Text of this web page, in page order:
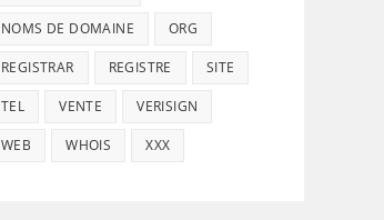
NOMS DE DOMAINE ORG
REGISTRAR REGISTRE SITE
TEL VENTE VERISIGN
WEB WHOIS XXX